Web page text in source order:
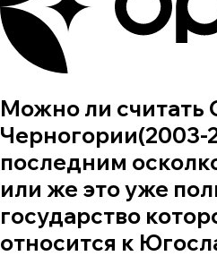
Можно ли считать
Черногории(2003-
последним
или же это уже
государство
относится к